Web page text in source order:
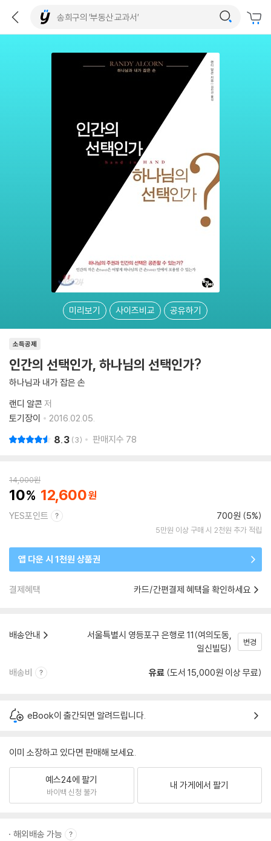
미리보기 사이즈비교 공유하기
소득공제
인간의 선택인가, 하나님의 선택인가?
하나님과 내가 잡은 손
랜디 알콘 저
토기장이
2016.02.05.
8.3 3 판매지수 78
14,000원
10 12,600
YES포인트 700원 (5%)
5만원 이상 구매 시 2천원 추가 적립
앱 다운 시 1천원 상품권
결제혜택 카드/간편결제 혜택을 확인하세요
배송안내
서울특별시 영등포구 은행로 11(여의도동,
일신빌딩)
변경
배송비 유료 (도서 15,000원 이상 무료)
eBook이 출간되면 알려드립니다.
이미 소장하고 있다면 판매해 보세요.
예스24에 팔기
바이백 신청 불가
내 가게에서 팔기
해외배송 가능